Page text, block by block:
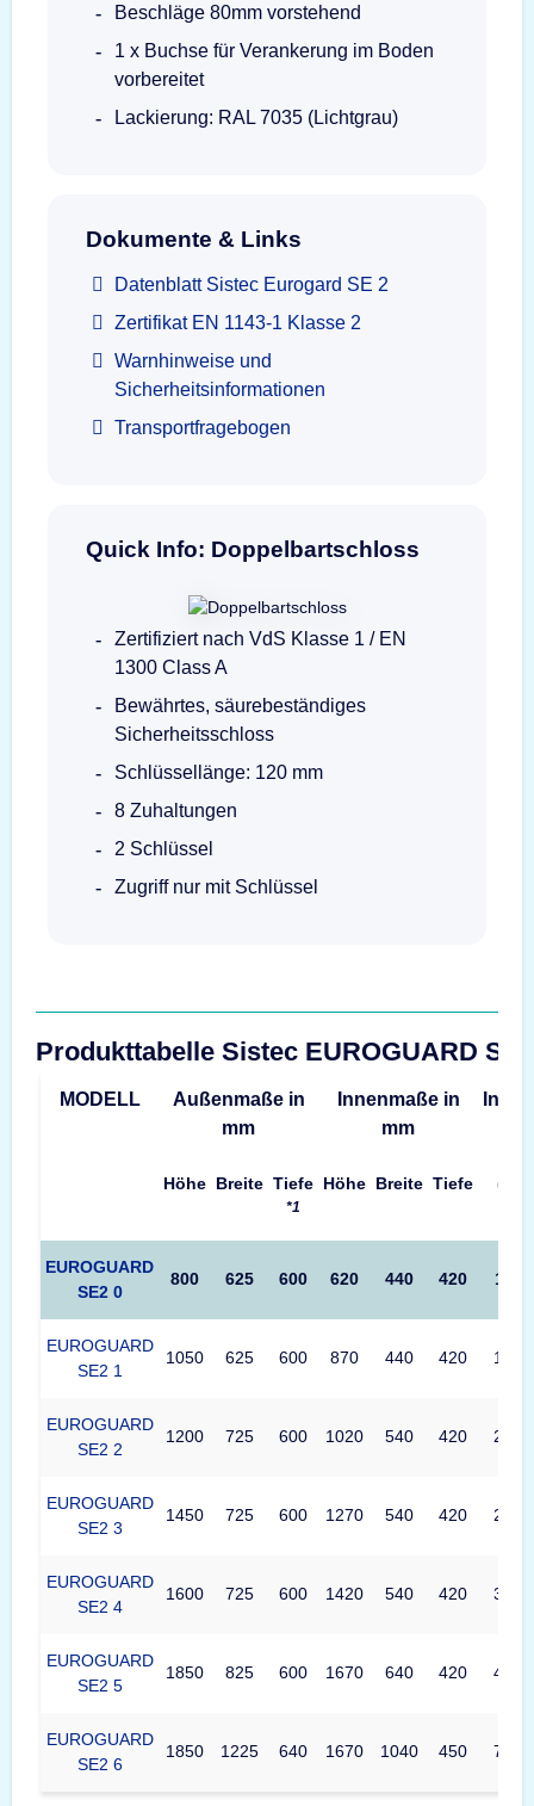
Beschläge 80mm vorstehend
1 x Buchse für Verankerung im Boden
vorbereitet
Lackierung: RAL 7035 (Lichtgrau)
Dokumente & Links
Datenblatt Sistec Eurogard SE 2
Zertifikat EN 1143-1 Klasse 2
Warnhinweise und
Sicherheitsinformationen
Transportfragebogen
Quick Info: Doppelbartschloss
Zertifiziert nach VdS Klasse 1 / EN
1300 Class A
Bewährtes, säurebeständiges
Sicherheitsschloss
Schlüssellänge: 120 mm
8 Zuhaltungen
2 Schlüssel
Zugriff nur mit Schlüssel
Produkttabelle Sistec EUROGUARD SE2
MODELL
Außenmaße in
mm
Innenmaße in
mm
Inhalt
Höhe Breite Tiefe
*1
Höhe Breite Tiefe (L)
EUROGUARD
SE2 0
800 625 600 620 440 420 111
EUROGUARD
SE2 1
1050 625 600 870 440 420 157
EUROGUARD
SE2 2
1200 725 600 1020 540 420 226
EUROGUARD
SE2 3
1450 725 600 1270 540 420 281
EUROGUARD
SE2 4
1600 725 600 1420 540 420 314
EUROGUARD
SE2 5
1850 825 600 1670 640 420 438
EUROGUARD
SE2 6
1850 1225 640 1670 1040 450 782